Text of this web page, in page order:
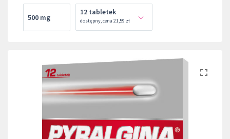
500 mg
12 tabletek
dostępny,cena 21,59 zł